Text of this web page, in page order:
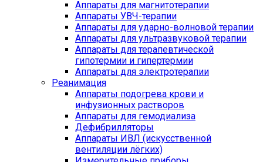
Аппараты для магнитотерапии
Аппараты УВЧ-терапии
Аппараты для ударно-волновой терапии
Аппараты для ультразвуковой терапии
Аппараты для терапевтической
гипотермии и гипертермии
Аппараты для электротерапии
Реанимация
Аппараты подогрева крови и
инфузионных растворов
Аппараты для гемодиализа
Дефибрилляторы
Аппараты ИВЛ (искусственной
вентиляции лёгких)